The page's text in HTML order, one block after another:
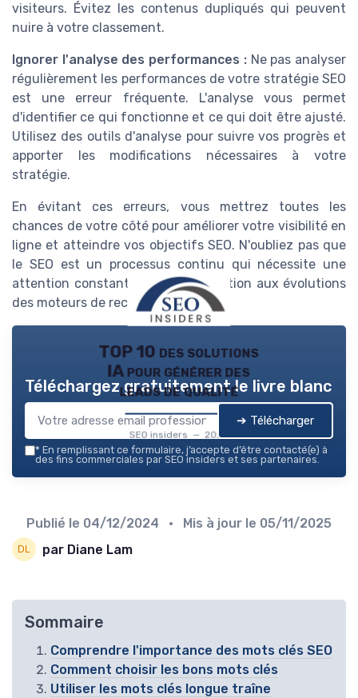
visiteurs. Évitez les contenus dupliqués qui peuvent
nuire à votre classement.
Ignorer l'analyse des performances :Ne pas analyser
régulièrement les performances de votre stratégie SEO
est une erreur fréquente. L'analyse vous permet
d'identifier ce qui fonctionne et ce qui doit être ajusté.
Utilisez des outils d'analyse pour suivre vos progrès et
apporter les modifications nécessaires à votre
stratégie.
En évitant ces erreurs, vous mettrez toutes les
chances de votre côté pour améliorer votre visibilité en
ligne et atteindre vos objectifs SEO. N'oubliez pas que
le SEO est un processus continu qui nécessite une
attention constante et une adaptation aux évolutions
des moteurs de recherche.
TOP 10 des solutions
IA pour générer des
leads de qualité
SEO insiders — 2026
Téléchargez gratuitement le livre blanc
➔ Télécharger
* En remplissant ce formulaire, j’accepte d’être contacté(e) à
des fins commerciales par SEO insiders et ses partenaires.
Publié le 04/12/2024 • Mis à jour le 05/11/2025
par Diane Lam
Sommaire
Comprendre l'importance des mots clés SEO
Comment choisir les bons mots clés
Utiliser les mots clés longue traîne